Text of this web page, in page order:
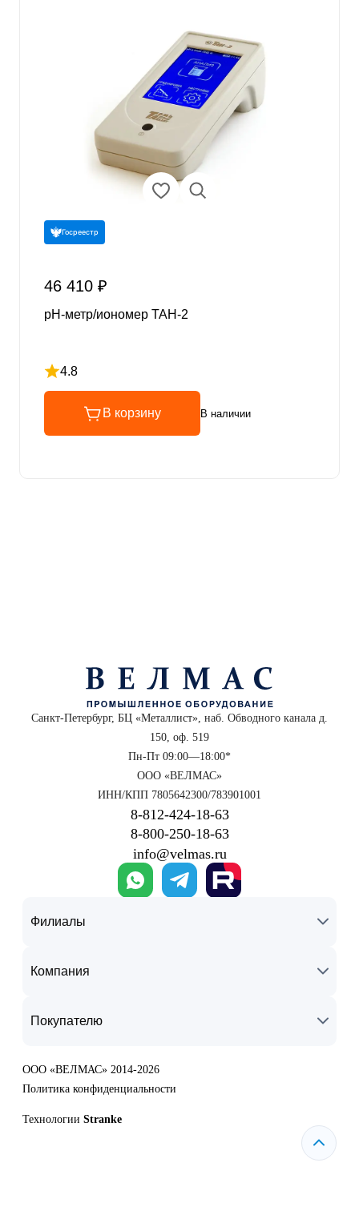
Госреестр
46 410 ₽
pH-метр/иономер ТАН-2
4.8
Рейтинг 4.8 из 5
В корзину В наличии
Санкт-Петербург, БЦ «Металлист», наб. Обводного канала д.
150, оф. 519
Пн-Пт 09:00—18:00*
ООО «ВЕЛМАС»
ИНН/КПП 7805642300/783901001
8‑812‑424‑18‑63
8‑800‑250‑18‑63
info@velmas.ru
Филиалы
Компания
Покупателю
ООО «ВЕЛМАС» 2014-2026
Политика конфиденциальности
Технологии Stranke